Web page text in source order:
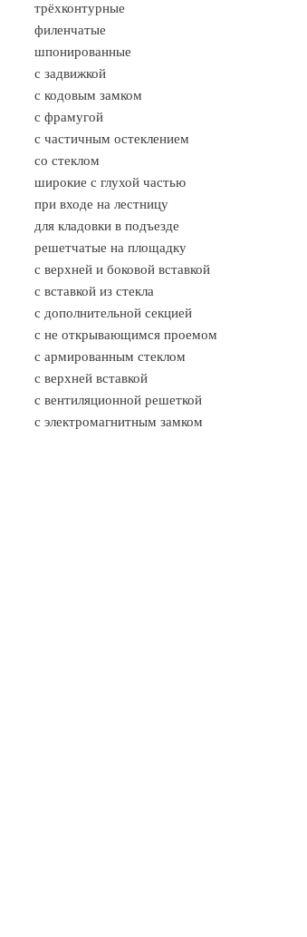
трёхконтурные
филенчатые
шпонированные
с задвижкой
с кодовым замком
с фрамугой
с частичным остеклением
со стеклом
широкие с глухой частью
при входе на лестницу
для кладовки в подъезде
решетчатые на площадку
с верхней и боковой вставкой
с вставкой из стекла
с дополнительной секцией
с не открывающимся проемом
с армированным стеклом
с верхней вставкой
с вентиляционной решеткой
с электромагнитным замком